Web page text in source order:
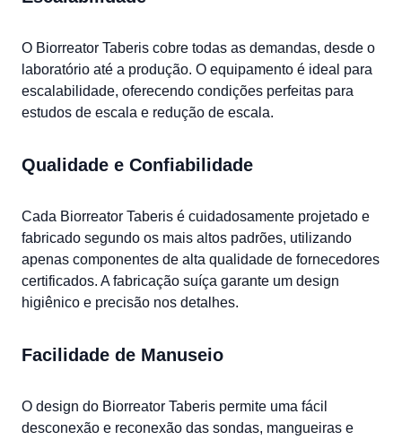
O Biorreator Taberis cobre todas as demandas, desde o
laboratório até a produção. O equipamento é ideal para
escalabilidade, oferecendo condições perfeitas para
estudos de escala e redução de escala.
Qualidade e Confiabilidade
Cada Biorreator Taberis é cuidadosamente projetado e
fabricado segundo os mais altos padrões, utilizando
apenas componentes de alta qualidade de fornecedores
certificados. A fabricação suíça garante um design
higiênico e precisão nos detalhes.
Facilidade de Manuseio
O design do Biorreator Taberis permite uma fácil
desconexão e reconexão das sondas, mangueiras e